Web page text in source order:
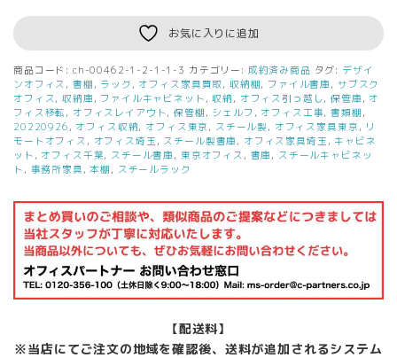
お気に入りに追加
商品コード: ch-00462-1-2-1-1-3 カテゴリー: 成約済み商品 タグ: デザイ
ンオフィス , 書棚 , ラック , オフィス家具買取, 収納棚, ファイル書庫 , サブスク
オフィス ,収納庫 , ファイルキャビネット ,収納 , オフィス引っ越し,保管庫 , オ
フィス移転 , オフィスレイアウト,保管棚 , シェルフ , オフィス工事,書類棚 ,
20220926 , オフィス収納, オフィス東京 , スチール製 , オフィス家具東京 , リ
モートオフィス , オフィス埼玉 , スチール製書庫 , オフィス家具埼玉 , キャビネ
ット , オフィス千葉, スチール書庫 , 東京オフィス , 書庫 , スチールキャビネッ
ト , 事務所家具 ,本棚 , スチールラック
【配送料】
※当店にてご注文の地域を確認後、送料が追加されるシステム